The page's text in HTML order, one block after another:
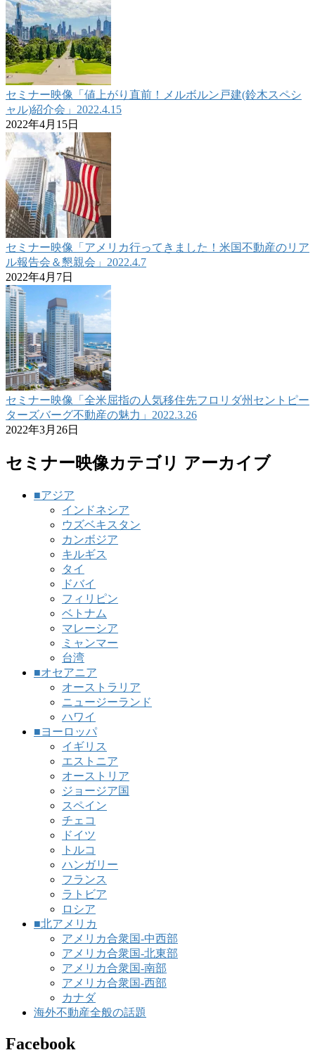
セミナー映像「値上がり直前！メルボルン戸建(鈴木スペシ
ャル)紹介会」2022.4.15
2022年4月15日
セミナー映像「アメリカ行ってきました！米国不動産のリア
ル報告会＆懇親会」2022.4.7
2022年4月7日
セミナー映像「全米屈指の人気移住先フロリダ州セントピー
ターズバーグ不動産の魅力」2022.3.26
2022年3月26日
セミナー映像カテゴリ アーカイブ
■アジア
インドネシア
ウズベキスタン
カンボジア
キルギス
タイ
ドバイ
フィリピン
ベトナム
マレーシア
ミャンマー
台湾
■オセアニア
オーストラリア
ニュージーランド
ハワイ
■ヨーロッパ
イギリス
エストニア
オーストリア
ジョージア国
スペイン
チェコ
ドイツ
トルコ
ハンガリー
フランス
ラトビア
ロシア
■北アメリカ
アメリカ合衆国-中西部
アメリカ合衆国-北東部
アメリカ合衆国-南部
アメリカ合衆国-西部
カナダ
海外不動産全般の話題
Facebook